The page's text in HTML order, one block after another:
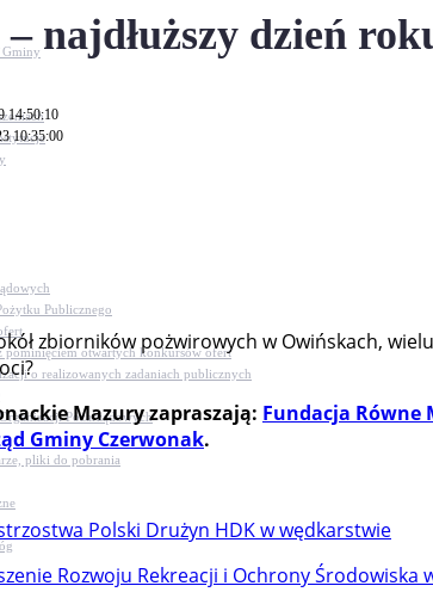
Gminy
Publicznego
pominięciem otwartych konkursów ofert
o realizowanych zadaniach publicznych
Pozarządowych
pliki do pobrania
– najdłuższy dzień
14:50:10
10:35:00
zbiorników pożwirowych w Owińskach,
Mazury zapraszają: Fundacja Równe
Gminy Czerwonak.
Polski Drużyn HDK w wędkarstwie
Rozwoju Rekreacji i Ochrony Środowiska